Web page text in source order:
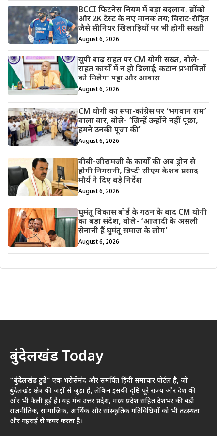
BCCI फिटनेस नियम में बड़ा बदलाव, ब्रोंको
और 2K टेस्ट के नए मानक तय; विराट-रोहित
जैसे सीनियर खिलाड़ियों पर भी होगी सख्ती
August 6, 2026
यूपी बाढ़ राहत पर CM योगी सख्त, बोले-
राहत कार्यों में न हो ढिलाई; कटान प्रभावितों
को मिलेगा पट्टा और आवास
August 6, 2026
CM योगी का सपा-कांग्रेस पर ‘भगवान राम’
वाला वार, बोले- ‘जिन्हें उन्होंने नहीं पूछा,
हमने उनकी पूजा की’
August 6, 2026
वीबी-जीरामजी के कार्यों की अब ड्रोन से
होगी निगरानी, डिप्टी सीएम केशव प्रसाद
मौर्य ने दिए बड़े निर्देश
August 6, 2026
घुमंतू विकास बोर्ड के गठन के बाद CM योगी
का बड़ा संदेश, बोले- ‘आजादी के असली
सेनानी हैं घुमंतू समाज के लोग’
August 6, 2026
बुंदेलखंड Today
"बुंदेलखंड टुडे" एक भरोसेमंद और समर्पित हिंदी समाचार पोर्टल है, जो
बुंदेलखंड क्षेत्र की जड़ों से जुड़ा है, लेकिन इसकी दृष्टि पूरे राज्य और देश की
ओर भी फैली हुई है। यह मंच उत्तर प्रदेश, मध्य प्रदेश सहित देशभर की बड़ी
राजनीतिक, सामाजिक, आर्थिक और सांस्कृतिक गतिविधियों को भी तटस्थता
और गहराई से कवर करता है।